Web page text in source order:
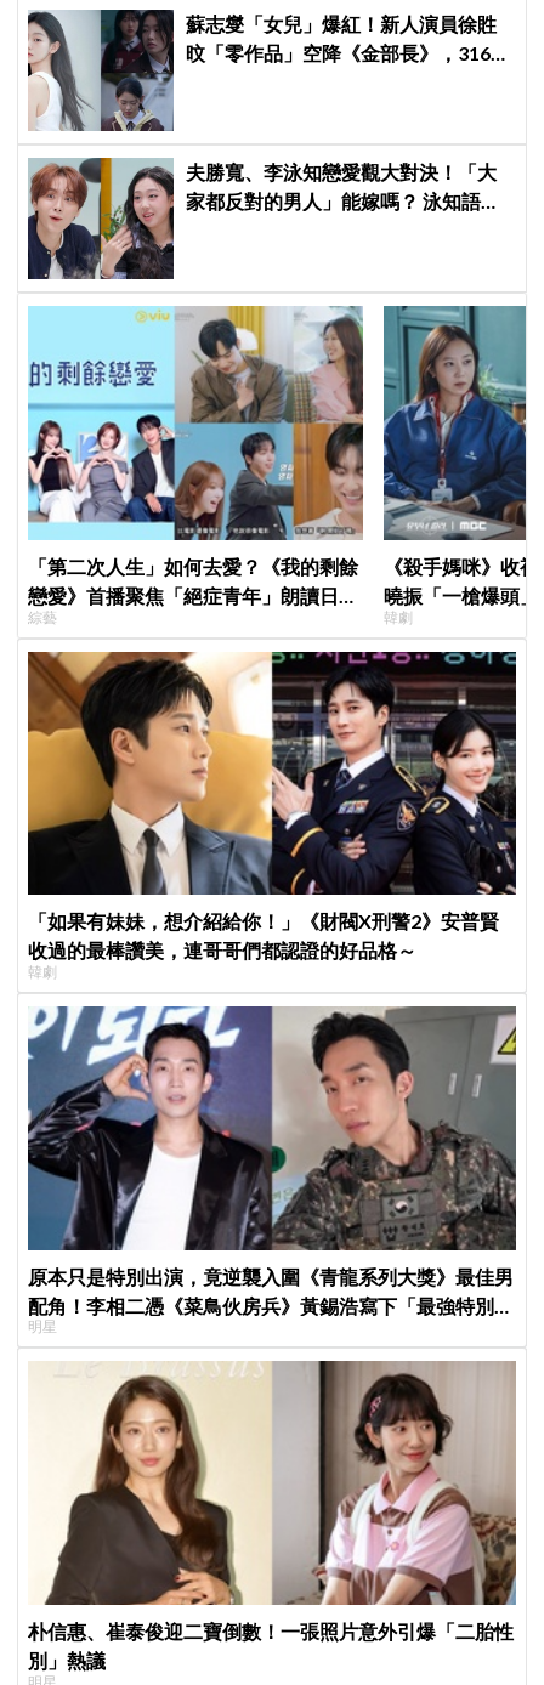
蘇志燮「女兒」爆紅！新人演員徐貹
旼「零作品」空降《金部長》，316萬
夫勝寬、李泳知戀愛觀大對決！「大
家都反對的男人」能嫁嗎？ 泳知語出
「第二次人生」如何去愛？《我的剩餘
戀愛》首播聚焦「絕症青年」朗讀日記
全場淚崩，初見面竟「撞見舊識」！
綜藝
《殺手媽咪》收
曉振「一槍爆頭
韓劇
「如果有妹妹，想介紹給你！」《財閥X刑警2》安普賢
收過的最棒讚美，連哥哥們都認證的好品格～
韓劇
原本只是特別出演，竟逆襲入圍《青龍系列大獎》最佳男
配角！李相二憑《菜鳥伙房兵》黃錫浩寫下「最強特別出
演」傳奇
明星
朴信惠、崔泰俊迎二寶倒數！一張照片意外引爆「二胎性
別」熱議